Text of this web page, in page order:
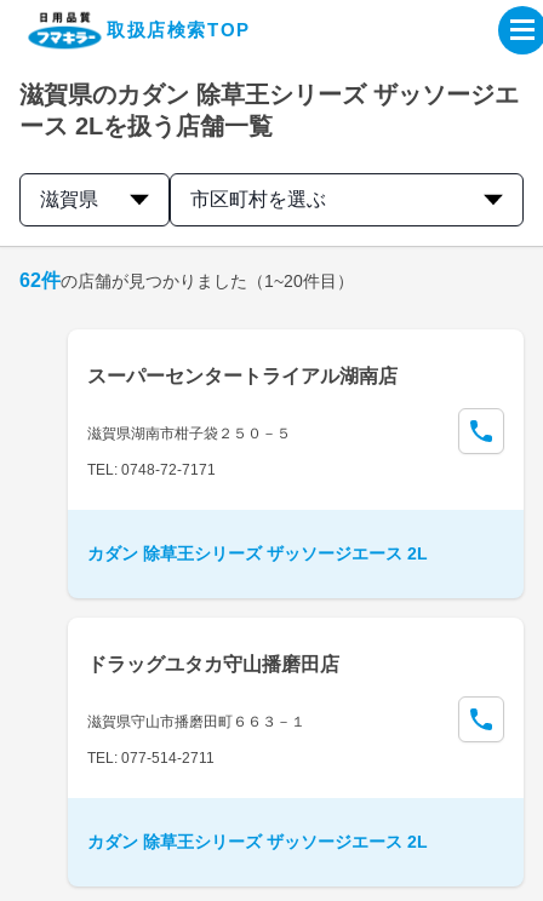
取扱店検索TOP
企業・IR情報サイト
製品情報サイト
取扱店検索はこちら
滋賀県のカダン 除草王シリーズ ザッソージエ
ース 2Lを扱う店舗一覧
滋賀県 市区町村を選ぶ
62件の店舗が見つかりました （1~20件目）
スーパーセンタートライアル湖南店
滋賀県湖南市柑子袋２５０－５
TEL: 0748-72-7171
カダン 除草王シリーズ ザッソージエース 2L
ドラッグユタカ守山播磨田店
滋賀県守山市播磨田町６６３－１
TEL: 077-514-2711
カダン 除草王シリーズ ザッソージエース 2L